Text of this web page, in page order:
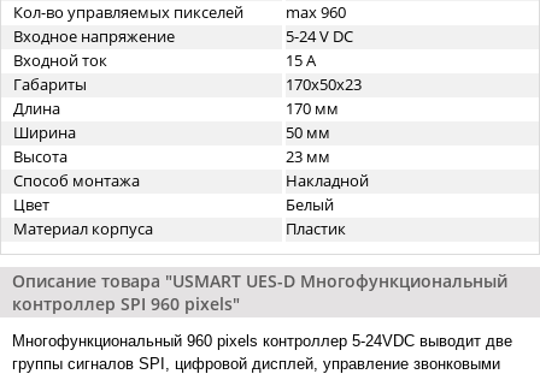
Кол-во управляемых пикселей
max 960
Входное напряжение
5-24 V DC
Входной ток
15 А
Габариты
170x50x23
Длина
170 мм
Ширина
50 мм
Высота
23 мм
Способ монтажа
Накладной
Цвет
Белый
Материал корпуса
Пластик
Описание товара "USMART UES-D Многофункциональный
контроллер SPI 960 pixels"
Многофункциональный 960 pixels контроллер 5-24VDC выводит две
группы сигналов SPI, цифровой дисплей, управление звонковыми